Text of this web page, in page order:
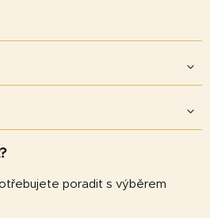
poradit s výběrem